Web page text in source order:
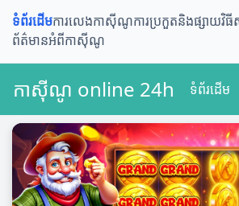
ទំព័រដើមការលេងកាស៊ីណូការប្រកួតនិងផ្សាយវិធី
ព័ត៌មានអំពីកាស៊ីណូ
កាស៊ីណូ online 24h ទំព័រដើម